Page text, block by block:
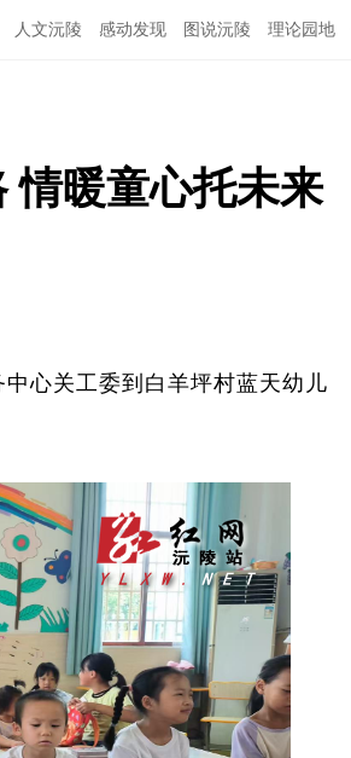
人文沅陵 感动发现 图说沅陵 理论园地
情暖童心托未来
心关工委到白羊坪村蓝天幼儿